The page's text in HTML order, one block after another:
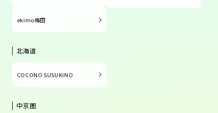
ekimo梅田
北海道
COCONO SUSUKINO
中京圏